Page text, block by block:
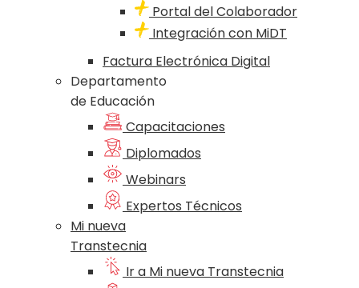
Portal del Colaborador
Integración con MiDT
Factura Electrónica Digital
Departamento
de Educación
Capacitaciones
Diplomados
Webinars
Expertos Técnicos
Mi nueva
Transtecnia
Ir a Mi nueva Transtecnia